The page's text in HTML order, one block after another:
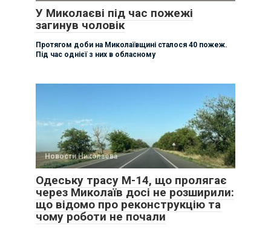
У Миколаєві під час пожежі
загинув чоловік
Протягом доби на Миколаївщині сталося 40 пожеж.
Під час однієї з них в обласному
Новости Николаева
Одеську трасу М-14, що пролягає
через Миколаїв досі не розширили:
що відомо про реконструкцію та
чому роботи не почали